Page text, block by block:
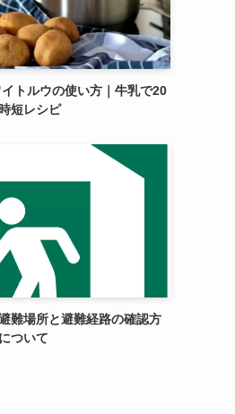
トルウの使い方｜牛乳で20
短レシピ
難場所と避難経路の確認方
ついて